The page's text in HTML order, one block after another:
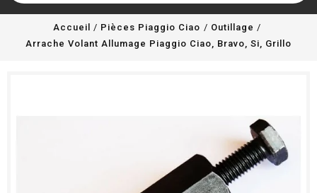
Accueil Pièces Piaggio Ciao
Outillage
Arrache Volant Allumage Piaggio Ciao, Bravo, Si, Grillo